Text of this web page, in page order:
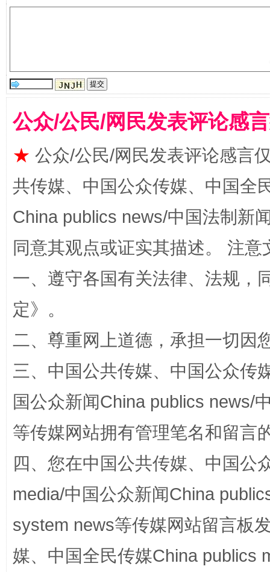
受贿1.44亿！段成刚被判无期
全民健身五年计划来了！等你上场
阿坝州三大球赛在茂县开幕 规模
国家大学科技园优化重塑工作
公众/公民/网民发表评论感
★ 公众/公民/网民发表评论感言
共传媒、中国公众传媒、中国全
China publics news/中国法制新
同意其观点或证实其描述。 注
一、遵守各国有关法律、法规，
定》。
二、尊重网上道德，承担一切因
三、中国公共传媒、中国公众传
国公众新闻China publics news/
等传媒网站拥有管理笔名和留言
四、您在中国公共传媒、中国公
media/中国公众新闻China
system news等传媒网站留言板
媒、中国全民传媒China publics